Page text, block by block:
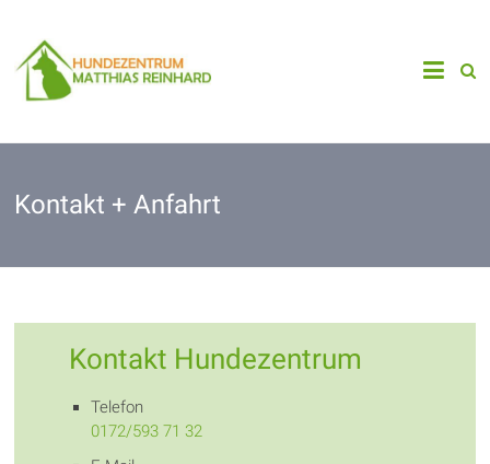
springen
Hundezentrum
Niedernberg
Matthas
Reinhard
Kontakt + Anfahrt
Kontakt Hundezentrum
Telefon
0172/593 71 32